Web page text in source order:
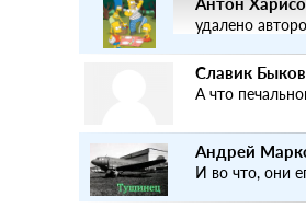
удалено
Славик Быков
А что
Андрей
И во что, они